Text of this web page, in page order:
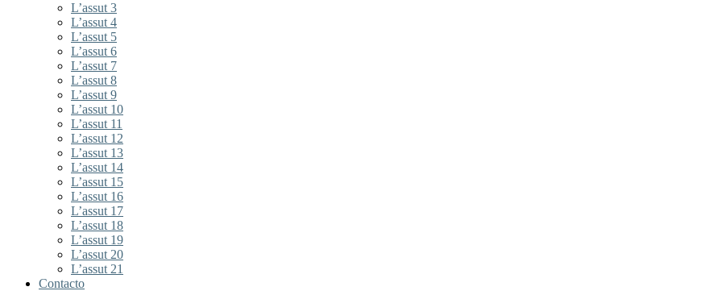
L’assut 3
L’assut 4
L’assut 5
L’assut 6
L’assut 7
L’assut 8
L’assut 9
L’assut 10
L’assut 11
L’assut 12
L’assut 13
L’assut 14
L’assut 15
L’assut 16
L’assut 17
L’assut 18
L’assut 19
L’assut 20
L’assut 21
Contacto